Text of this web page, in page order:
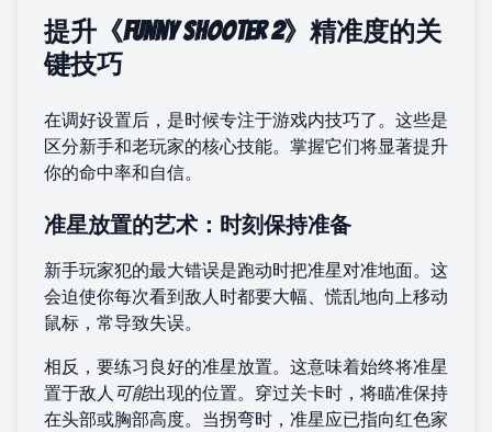
提升《Funny Shooter 2》精准度的关
键技巧
在调好设置后，是时候专注于游戏内技巧了。这些是
区分新手和老玩家的核心技能。掌握它们将显著提升
你的命中率和自信。
准星放置的艺术：时刻保持准备
新手玩家犯的最大错误是跑动时把准星对准地面。这
会迫使你每次看到敌人时都要大幅、慌乱地向上移动
鼠标，常导致失误。
相反，要练习良好的准星放置。这意味着始终将准星
置于敌人 可能出现的位置。穿过关卡时，将瞄准保持
在头部或胸部高度。当拐弯时，准星应已指向红色家